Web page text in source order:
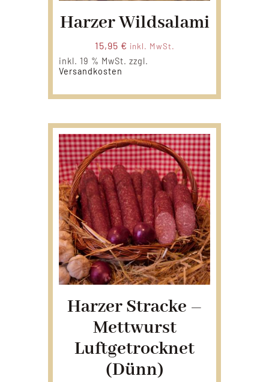
Harzer Wildsalami
15,95 € inkl. MwSt.
inkl. 19 % MwSt. zzgl.
Versandkosten
Harzer Stracke –
Mettwurst
Luftgetrocknet
(dünn)